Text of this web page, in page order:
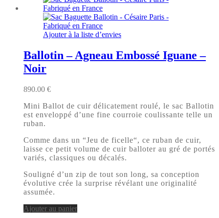
Ajouter à la liste d’envies
Ballotin – Agneau Embossé Iguane –
Noir
890.00 €
Mini Ballot de cuir délicatement roulé, le sac Ballotin
est enveloppé d’une fine courroie coulissante telle un
ruban.
Comme dans un “Jeu de ficelle“, ce ruban de cuir,
laisse ce petit volume de cuir balloter au gré de portés
variés, classiques ou décalés.
Souligné d’un zip de tout son long, sa conception
évolutive crée la surprise révélant une originalité
assumée.
Ajouter au panier